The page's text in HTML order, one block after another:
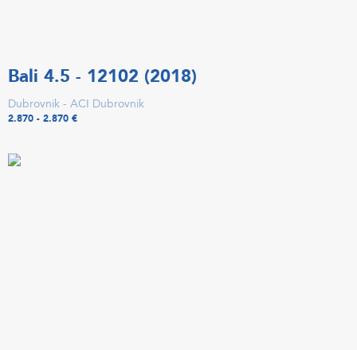
Bali 4.5 - 12102 (2018)
Dubrovnik - ACI Dubrovnik
2.870 - 2.870 €